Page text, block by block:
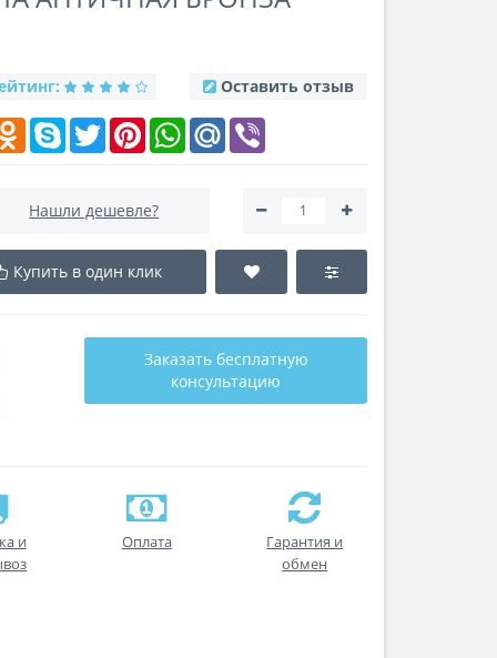
Оставить отзыв
Odnoklassniki
Skype Twitter PinterestWhatsAppMail.Ru
Нашли дешевле?
Купить в один клик
Заказать бесплатную
консультацию
и
Оплата
Гарантия и
обмен